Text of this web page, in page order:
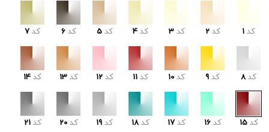
کد 1 کد 2 کد 3 کد 4 کد 5 کد 6 کد 7
کد 8 کد 9 کد 10 کد 11 کد 12 کد 13 کد 14
کد 15 کد 16 کد 17 کد 18 کد 19 کد 20 کد 21